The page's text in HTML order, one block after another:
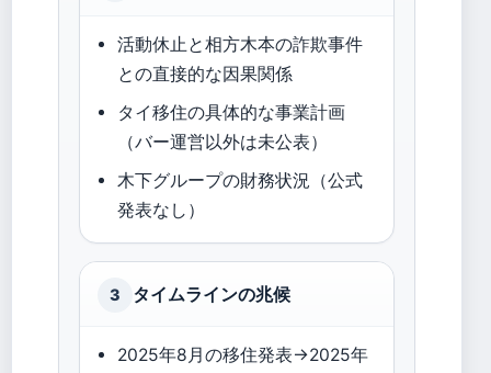
活動休止と相方木本の詐欺事件
との直接的な因果関係
タイ移住の具体的な事業計画
（バー運営以外は未公表）
木下グループの財務状況（公式
発表なし）
3 タイムラインの兆候
2025年8月の移住発表→2025年